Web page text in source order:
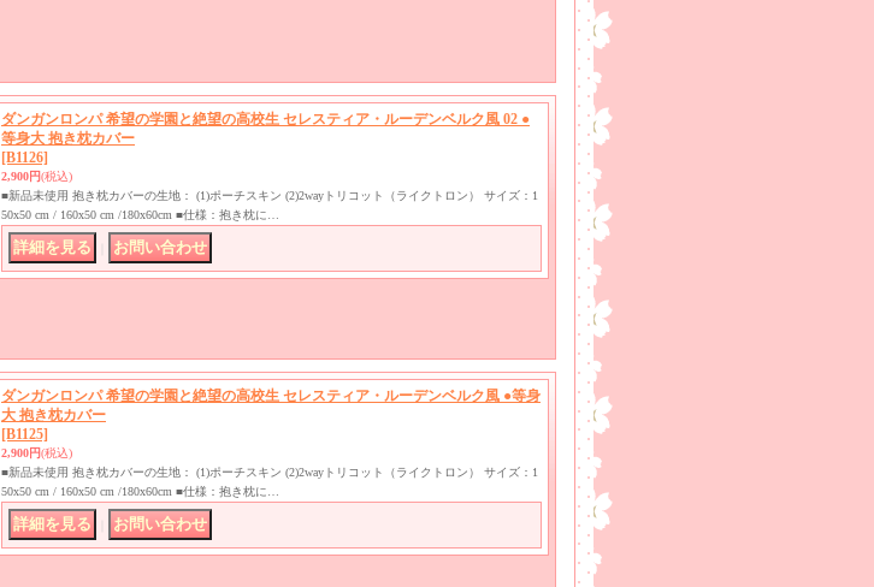
ダンガンロンパ 希望の学園と絶望の高校生 セレスティア・ルーデンベルク風 02 ●
等身大 抱き枕カバー
[B1126]
2,900円(税込)
■新品未使用 抱き枕カバーの生地： (1)ポーチスキン (2)2wayトリコット（ライクトロン） サイズ：1
50x50 cm / 160x50 cm /180x60cm ■仕様：抱き枕に…
ダンガンロンパ 希望の学園と絶望の高校生 セレスティア・ルーデンベルク風 ●等身
大 抱き枕カバー
[B1125]
2,900円(税込)
■新品未使用 抱き枕カバーの生地： (1)ポーチスキン (2)2wayトリコット（ライクトロン） サイズ：1
50x50 cm / 160x50 cm /180x60cm ■仕様：抱き枕に…